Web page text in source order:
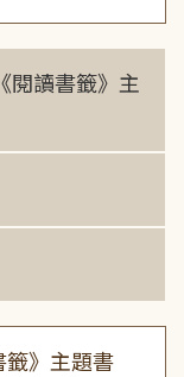
閱讀書籤》主
籤》主題書